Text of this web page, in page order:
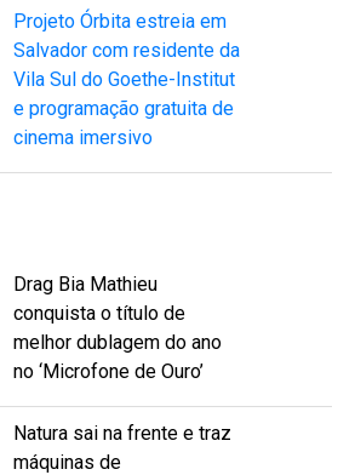
Projeto Órbita estreia em
Salvador com residente da
Vila Sul do Goethe-Institut
e programação gratuita de
cinema imersivo
Drag Bia Mathieu
conquista o título de
melhor dublagem do ano
no ‘Microfone de Ouro’
Natura sai na frente e traz
máquinas de